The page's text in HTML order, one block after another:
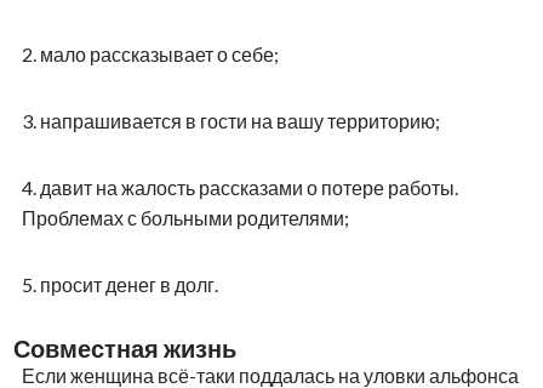
2. мало рассказывает о себе;
3. напрашивается в гости на вашу территорию;
4. давит на жалость рассказами о потере работы.
Проблемах с больными родителями;
5. просит денег в долг.
Совместная жизнь
Если женщина всё-таки поддалась на уловки альфонса